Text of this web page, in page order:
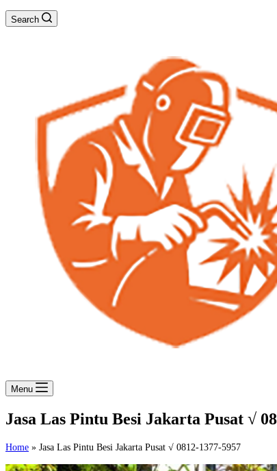
Search
Menu
Jasa Las Pintu Besi Jakarta Pusat √
Home » Jasa Las Pintu Besi Jakarta Pusat √ 0812-1377-5957